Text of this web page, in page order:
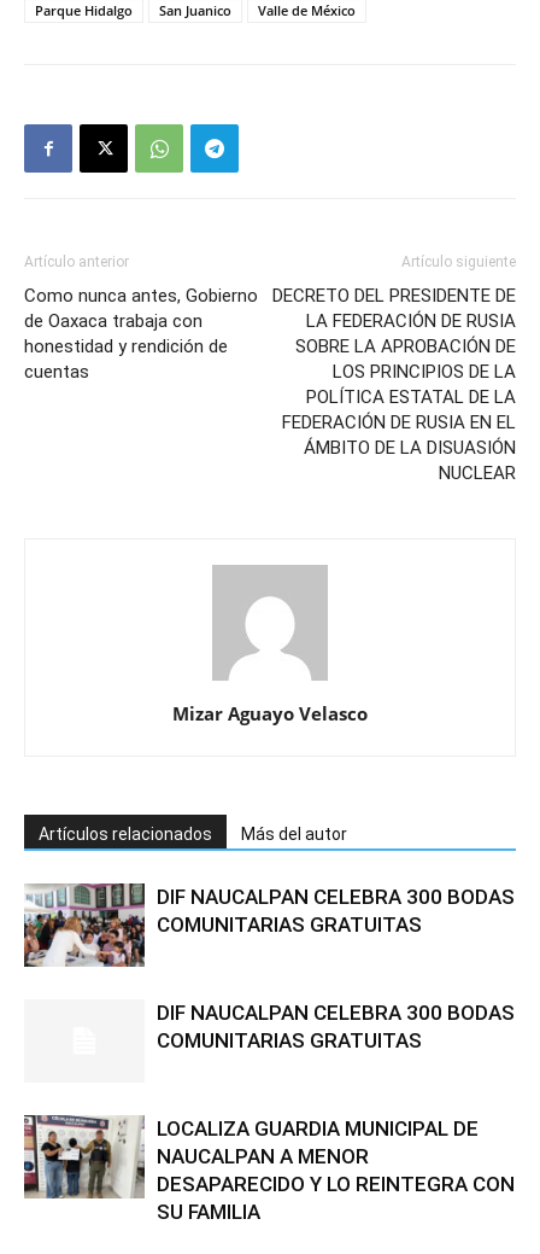
Parque Hidalgo
San Juanico Valle de México
Artículo anterior
Como nunca antes, Gobierno
de Oaxaca trabaja con
honestidad y rendición de
cuentas
Artículo siguiente
DECRETO DEL PRESIDENTE DE
LA FEDERACIÓN DE RUSIA
SOBRE LA APROBACIÓN DE
LOS PRINCIPIOS DE LA
POLÍTICA ESTATAL DE LA
FEDERACIÓN DE RUSIA EN EL
ÁMBITO DE LA DISUASIÓN
NUCLEAR
Mizar Aguayo Velasco
Artículos relacionados Más del autor
DIF NAUCALPAN CELEBRA 300 BODAS
COMUNITARIAS GRATUITAS
DIF NAUCALPAN CELEBRA 300 BODAS
COMUNITARIAS GRATUITAS
LOCALIZA GUARDIA MUNICIPAL DE
NAUCALPAN A MENOR
DESAPARECIDO Y LO REINTEGRA CON
SU FAMILIA